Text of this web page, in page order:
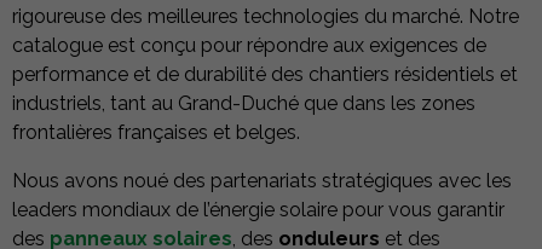
rigoureuse des meilleures technologies du marché. Notre
catalogue est conçu pour répondre aux exigences de
performance et de durabilité des chantiers résidentiels et
industriels, tant au Grand-Duché que dans les zones
frontalières françaises et belges.
Nous avons noué des partenariats stratégiques avec les
leaders mondiaux de l’énergie solaire pour vous garantir
des panneaux solaires, des onduleurs et des